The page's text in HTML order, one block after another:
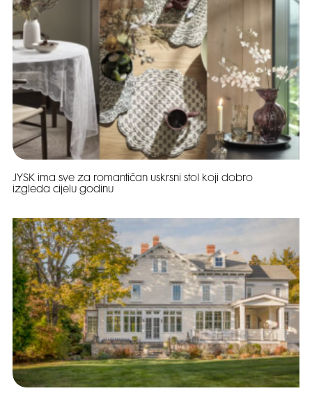
JYSK ima sve za romantičan uskrsni stol koji dobro
izgleda cijelu godinu